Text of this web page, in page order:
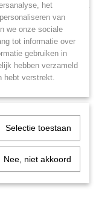
het
van
we onze sociale
tot informatie over
gebruiken in
hebben verzameld
hebt verstrekt.
Selectie toestaan
Nee, niet akkoord